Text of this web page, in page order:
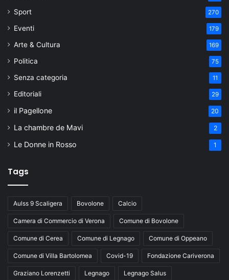
Sport 270
Eventi 179
Arte & Cultura 169
Politica 75
Senza categoria 11
Editoriali 29
il Pagellone 20
La chambre de Mavi 2
Le Donne in Rosso 1
Tags
Aulss 9 Scaligera Bovolone Calcio
Camera di Commercio di Verona Comune di Bovolone
Comune di Cerea Comune di Legnago Comune di Oppeano
Comune di Villa Bartolomea Covid-19 Fondazione Cariverona
Graziano Lorenzetti Legnago Legnago Salus